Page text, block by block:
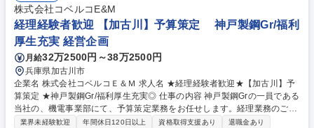
歓迎します。また、検査を実施した内容はPCを利用しての管理を行う
為、簡単なPC作業（エクセル等）が発生します。※ライン内での作業は
基本的には行いません 募集職種 【藤沢/技能職】計量器（ノギスやマイク
ロメーター等）の校正検査業務
株式会社コベルコE&M
経理経験者歓迎 【加古川】予算策定 神戸製鋼Gr/福利
厚生充実 経営企画
月給32万2500円～38万2500円
兵庫県加古川市
企業名 株式会社コベルコＥ＆Ｍ 求人名 ★経理経験者歓迎★【加古川】予
算策定 ★神戸製鋼Gr/福利厚生充実◎ 仕事の内容 神戸製鋼Grの一員である
当社の、機電事業部にて、予算策定業務をお任せします。経理業務のご経
験が活かせるポジションです！ 【具体的には】 ・部の年度予算策定（売
業界未経験歓迎 年間休日120日以上 資格取得支援あり
退職金あり